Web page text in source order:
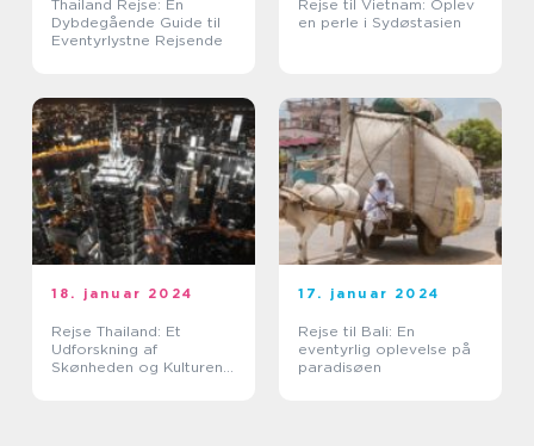
Thailand Rejse: En
Dybdegående Guide til
Eventyrlystne Rejsende
Rejse til Vietnam: Oplev
en perle i Sydøstasien
18. januar 2024
Rejse Thailand: Et
Udforskning af
Skønheden og Kulturen i
17. januar 2024
Rejse til Bali: En
eventyrlig oplevelse på
paradisøen